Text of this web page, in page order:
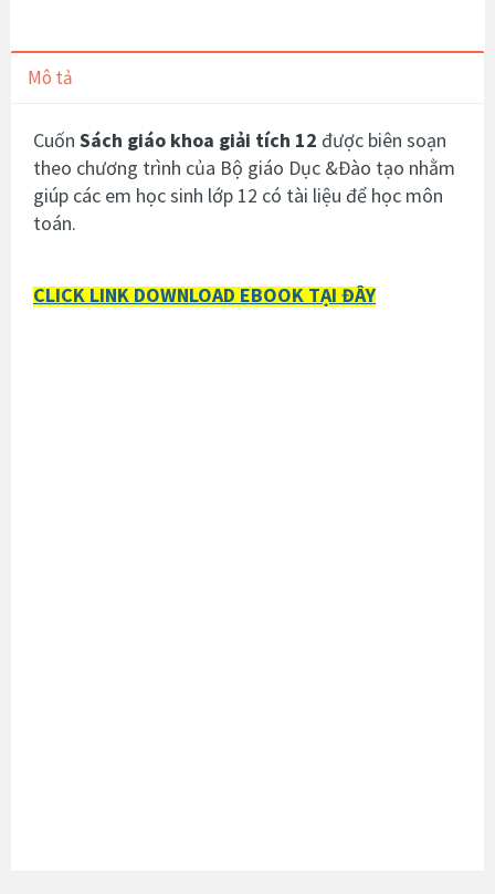
Mô tả
Cuốn Sách giáo khoa giải tích 12 được biên soạn
theo chương trình của Bộ giáo Dục &Đào tạo nhằm
giúp các em học sinh lớp 12 có tài liệu để học môn
toán.
CLICK LINK DOWNLOAD EBOOK TẠI ĐÂY